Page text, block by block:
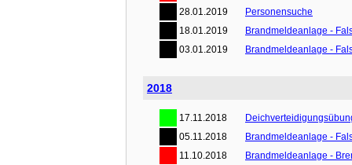
28.01.2019
Personensuche
18.01.2019
Brandmeldeanlage -
03.01.2019
Brandmeldeanlage -
2018
17.11.2018
05.11.2018
Brandmeldeanlage -
11.10.2018
Brandmeldeanlage -